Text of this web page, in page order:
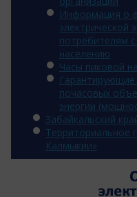
Информация о
электрической
потребителям
населению
Часы пиковой
почасовых
энергии
Забайкальский
Территориальное
Калмыкии»